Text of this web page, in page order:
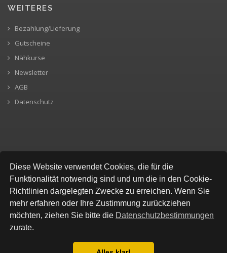
Diese Website verwendet Cookies, die für die
Funktionalität notwendig sind und um die in den Cookie-
Richtlinien dargelegten Zwecke zu erreichen. Wenn Sie
mehr erfahren oder Ihre Zustimmung zurückziehen
möchten, ziehen Sie bitte die Datenschutzbestimmungen
zurate.
WEITERES
Bezahlung/Lieferung
Gutscheine
Nähkurse
Newsletter
AGB
Datenschutz
SICHERE BEZAHLUNG